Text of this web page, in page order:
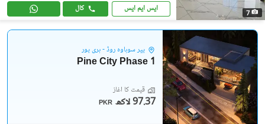
7 ایس ایم ایس کال
پیر سوہاوہ روڈ - ہری پور
Pine City Phase 1
قیمت کا آغاز
PKR 97.37 لاکھ